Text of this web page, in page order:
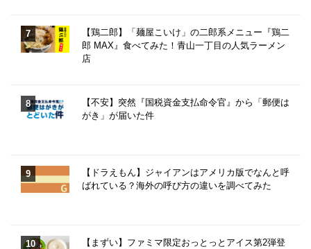
【鶏二郎】「麺屋こいけ」の二郎系メニュー『鶏二
郎 MAX』食べてみた！青山一丁目の人気ラーメン
店
【不安】突然『国税資金支払命令官』から「郵便は
がき」が届いた件
【ドラえもん】ジャイアンはアメリカ版でなんと呼
ばれている？海外の呼び方の違いを調べてみた
【まずい】ファミマ限定おっとっとアイス第2弾登